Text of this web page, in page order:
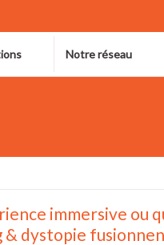
Notre réseau
immersive ou
& dystopie